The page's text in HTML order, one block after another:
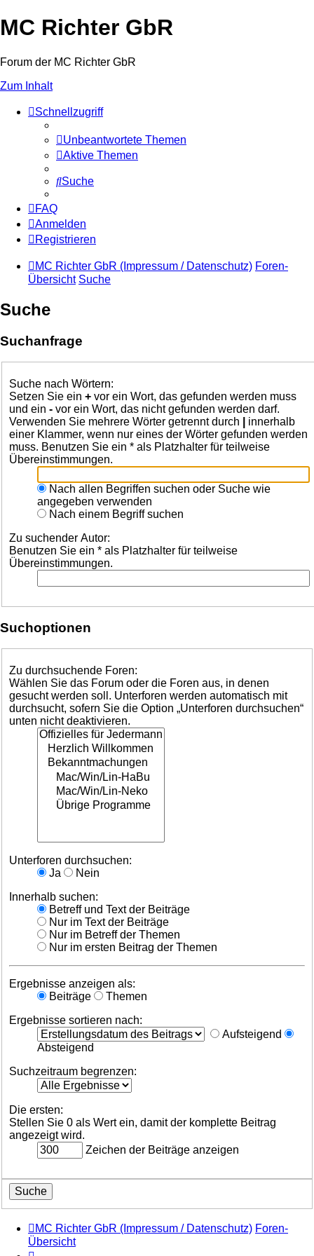
MC Richter GbR
Forum der MC Richter GbR
Zum Inhalt
Schnellzugriff
Unbeantwortete Themen
Aktive Themen
Suche
FAQ
Anmelden
Registrieren
MC Richter GbR (Impressum / Datenschutz) Foren-
Übersicht Suche
Suche
Suchanfrage
Suche nach Wörtern:
Setzen Sie ein + vor ein Wort, das gefunden werden muss
und ein - vor ein Wort, das nicht gefunden werden darf.
Verwenden Sie mehrere Wörter getrennt durch
innerhalb
einer Klammer, wenn nur eines der Wörter gefunden werden
muss. Benutzen Sie ein * als Platzhalter für teilweise
Übereinstimmungen.
Nach allen Begriffen suchen oder Suche wie
angegeben verwenden
Nach einem Begriff suchen
Zu suchender Autor:
Benutzen Sie ein * als Platzhalter für teilweise
Übereinstimmungen.
Suchoptionen
Zu durchsuchende Foren:
Wählen Sie das Forum oder die Foren aus, in denen
gesucht werden soll. Unterforen werden automatisch mit
durchsucht, sofern Sie die Option „Unterforen durchsuchen“
unten nicht deaktivieren.
Unterforen durchsuchen:
Ja
Nein
Innerhalb suchen:
Betreff und Text der Beiträge
Nur im Text der Beiträge
Nur im Betreff der Themen
Nur im ersten Beitrag der Themen
Ergebnisse anzeigen als:
Beiträge
Themen
Ergebnisse sortieren nach:
Aufsteigend
Absteigend
Suchzeitraum begrenzen:
Die ersten:
Stellen Sie 0 als Wert ein, damit der komplette Beitrag
angezeigt wird.
Zeichen der Beiträge anzeigen
MC Richter GbR (Impressum / Datenschutz) Foren-
Übersicht